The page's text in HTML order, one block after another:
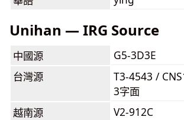
Unihan — IRG Source
中國源
G5-3D3E
台灣源
T3-4543 /
3字面
越南源
V2-912C